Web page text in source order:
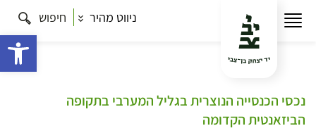
ניווט מהיר חיפוש
נכסי הכנסייה הנוצרית בגליל המערבי בתקופה
הביזאנטית הקדומה